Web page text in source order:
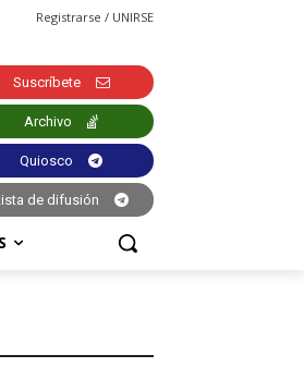
Registrarse / UNIRSE
Suscríbete
Archivo
Quiosco
de difusión